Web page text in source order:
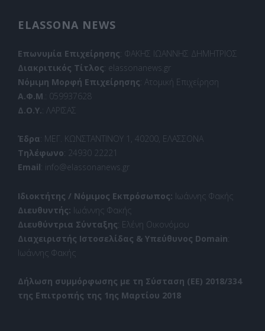
ELASSONA NEWS
Επωνυμία Επιχείρησης: ΦΑΚΗΣ ΙΩΑΝΝΗΣ ΔΗΜΗΤΡΙΟΣ
Διακριτικός Τίτλος: elassonanews.gr
Νόμιμη Μορφή Επιχείρησης: Ατομική Επιχείρηση
Α.Φ.Μ .: 059937628
Δ.Ο.Υ.: ΛΑΡΙΣΑΣ
Έδρα: ΜΕΓ. ΚΩΝΣΤΑΝΤΙΝΟΥ 1, 40200, ΕΛΑΣΣΟΝΑ
Τηλέφωνο: 24930 22221
Email: info@elassonanews.gr
Ιδιοκτήτης / Νόμιμος Εκπρόσωπος: Ιωάννης Φακής
Διευθυντής: Ιωάννης Φακής
Διευθύντρια Σύνταξης: Ελένη Οικονόμου
Διαχειριστής Ιστοσελίδας & Υπεύθυνος Domain:
Ιωάννης Φακής
Δήλωση συμμόρφωσης με τη Σύσταση (ΕΕ) 2018/334
της Επιτροπής της 1ης Μαρτίου 2018